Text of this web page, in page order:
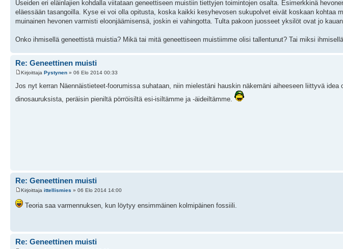
Useiden eri eläinlajien kohdalla viitataan geneettiseen muistiin tiettyjen toimintojen osalta. Esimerkkinä
eläessään tasangoilla. Kyse ei voi olla opitusta, koska kaikki kesyhevosen sukupolvet eivät koskaan kohtaa
muinainen hevonen varmisti eloonjäämisensä, joskin ei vahingotta. Tulta pakoon juosseet yksilöt ovat jo
Onko ihmisellä geneettistä muistia? Mikä tai mitä geneettiseen muistiimme olisi tallentunut? Tai miksi
Re: Geneettinen muisti
Kirjoittaja Pystynen » 06 Elo 2014 00:33
Jos nyt kerran Näennäistieteet-foorumissa suhataan, niin mielestäni hauskin näkemäni aiheeseen liittyvä
dinosauruksista, peräisin pieniltä pörröisiltä esi-isiltämme ja -äideiltämme.
Re: Geneettinen muisti
Kirjoittaja ittellismies » 06 Elo 2014 14:00
Teoria saa varmennuksen, kun löytyy ensimmäinen kolmipäinen fossiili.
Re: Geneettinen muisti